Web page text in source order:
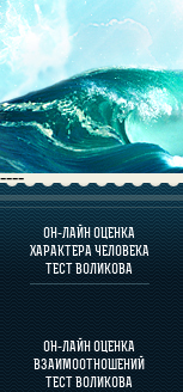
----
ОН-ЛАЙН ОЦЕНКА
ХАРАКТЕРА ЧЕЛОВЕКА
ТЕСТ ВОЛИКОВА
ОН-ЛАЙН ОЦЕНКА
ВЗАИМООТНОШЕНИЙ
ТЕСТ ВОЛИКОВА
ОЦЕНКА